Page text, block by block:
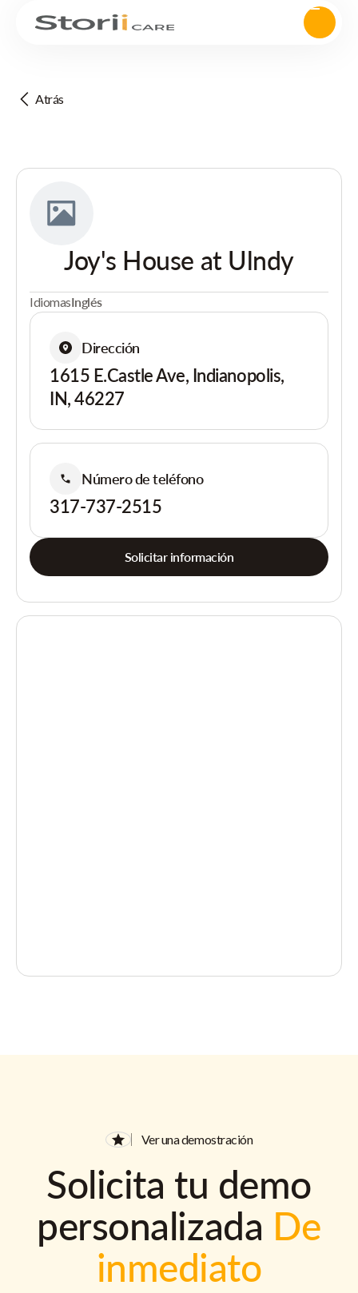
Atrás
Joy's House at Ulndy
IdiomasInglés
Dirección
1615 E.Castle Ave, Indianopolis,
IN, 46227
Número de teléfono
317-737-2515
Solicitar información
Ver una demostración
Solicita tu demo
personalizada De
inmediato